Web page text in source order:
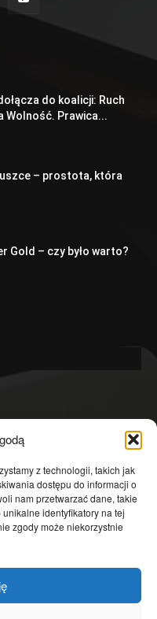
z technologii, takich jak
dostępu do informacji o
nam przetwarzać dane, takie
identyfikatory na tej
zgody może niekorzystnie
do koalicji: Ruch
Wolność. Prawica...
– prostota, która
Gold – czy było warto?
4601
4363
3639
2823